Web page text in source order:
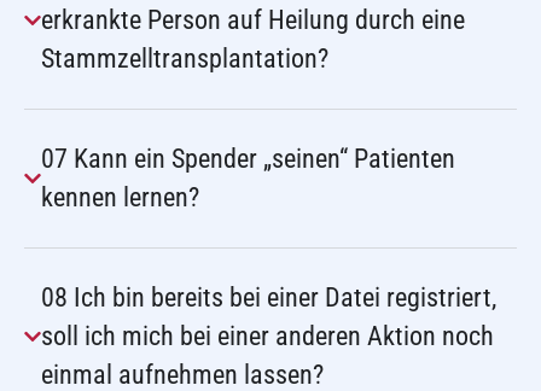
erkrankte Person auf Heilung durch eine
Stammzelltransplantation?
07 Kann ein Spender „seinen“ Patienten
kennen lernen?
08 Ich bin bereits bei einer Datei registriert,
soll ich mich bei einer anderen Aktion noch
einmal aufnehmen lassen?